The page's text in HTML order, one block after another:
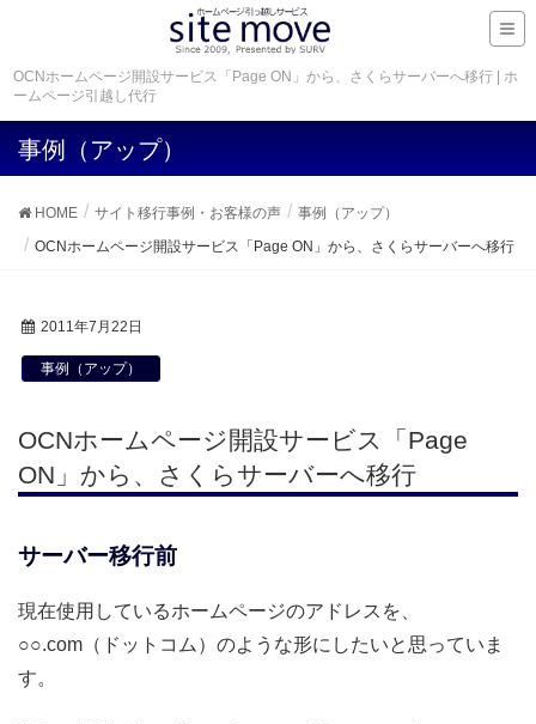
OCNホームページ開設サービス「Page ON」から、さくらサーバーへ移行 | ホ
ームページ引越し代行
事例（アップ）
HOME サイト移行事例・お客様の声
事例（アップ）
OCNホームページ開設サービス「Page ON」から、さくらサーバーへ移行
2011年7月22日
事例（アップ）
OCNホームページ開設サービス「Page
ON」から、さくらサーバーへ移行
サーバー移行前
現在使用しているホームページのアドレスを、
○○.com（ドットコム）のような形にしたいと思っていま
す。